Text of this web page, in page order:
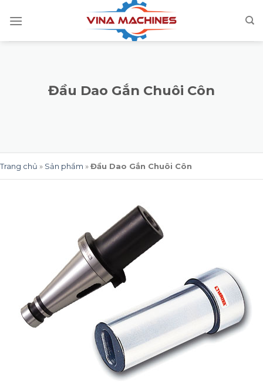
Đầu Dao Gắn Chuôi Côn
Trang chủ » Sản phẩm »Đầu Dao Gắn Chuôi Côn